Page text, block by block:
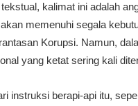
kalimat ini adalah
memenuhi segala
Korupsi. Namun,
yang ketat sering kali
instruksi berapi-api itu,